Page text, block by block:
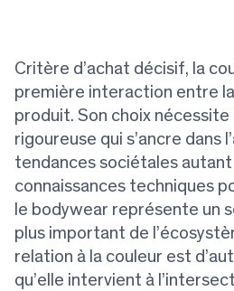
Critère d’achat décisif, la
première interaction entre
produit. Son choix
rigoureuse qui s’ancre dans
tendances sociétales autant
connaissances techniques
le bodywear représente un
plus important de
relation à la couleur est
qu’elle intervient à